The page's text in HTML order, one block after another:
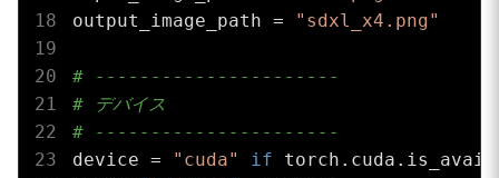
output_image_path =
"sdxl_x4.png"
# ----------------------
# デバイス
# ----------------------
device =
"cuda" if